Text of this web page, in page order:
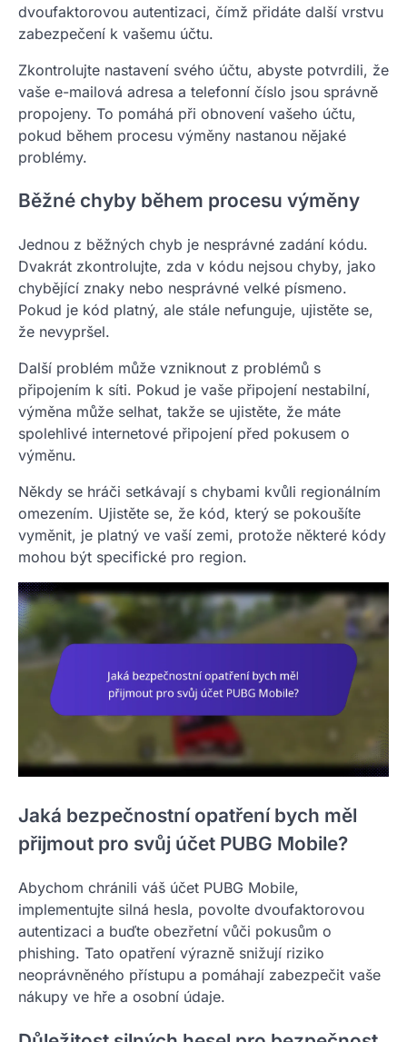
dvoufaktorovou autentizaci, čímž přidáte další vrstvu
zabezpečení k vašemu účtu.
Zkontrolujte nastavení svého účtu, abyste potvrdili, že
vaše e-mailová adresa a telefonní číslo jsou správně
propojeny. To pomáhá při obnovení vašeho účtu,
pokud během procesu výměny nastanou nějaké
problémy.
Běžné chyby během procesu výměny
Jednou z běžných chyb je nesprávné zadání kódu.
Dvakrát zkontrolujte, zda v kódu nejsou chyby, jako
chybějící znaky nebo nesprávné velké písmeno.
Pokud je kód platný, ale stále nefunguje, ujistěte se,
že nevypršel.
Další problém může vzniknout z problémů s
připojením k síti. Pokud je vaše připojení nestabilní,
výměna může selhat, takže se ujistěte, že máte
spolehlivé internetové připojení před pokusem o
výměnu.
Někdy se hráči setkávají s chybami kvůli regionálním
omezením. Ujistěte se, že kód, který se pokoušíte
vyměnit, je platný ve vaší zemi, protože některé kódy
mohou být specifické pro region.
Jaká bezpečnostní opatření bych měl
přijmout pro svůj účet PUBG Mobile?
Abychom chránili váš účet PUBG Mobile,
implementujte silná hesla, povolte dvoufaktorovou
autentizaci a buďte obezřetní vůči pokusům o
phishing. Tato opatření výrazně snižují riziko
neoprávněného přístupu a pomáhají zabezpečit vaše
nákupy ve hře a osobní údaje.